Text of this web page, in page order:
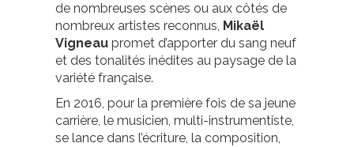
de nombreuses scènes ou aux côtés de
nombreux artistes reconnus, Mikaël
Vigneau promet d’apporter du sang neuf
et des tonalités inédites au paysage de la
variété française.
En 2016, pour la première fois de sa jeune
carrière, le musicien, multi-instrumentiste,
se lance dans l’écriture, la composition,